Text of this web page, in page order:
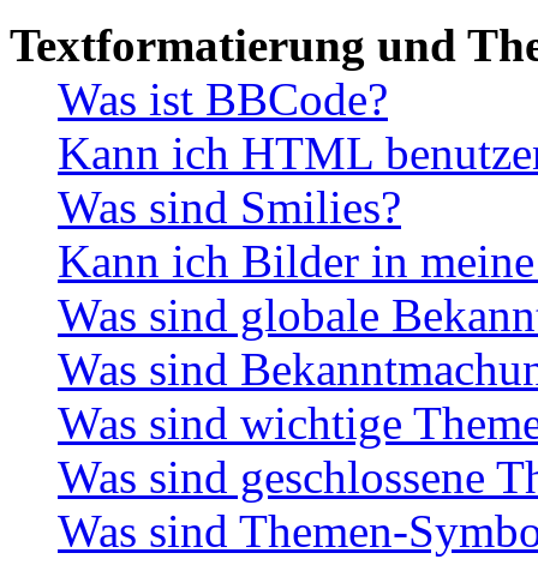
Textformatierung und
Was ist BBCode?
Kann ich HTML
Was sind Smilies?
Kann ich Bilder in
Was sind globale
Was sind
Was sind wichtige
Was sind geschlossene
Was sind Themen-